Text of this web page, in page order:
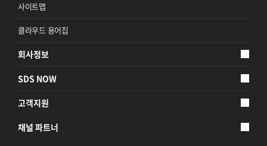
사이트맵
클라우드 용어집
회사정보
SDS NOW
고객지원
채널 파트너